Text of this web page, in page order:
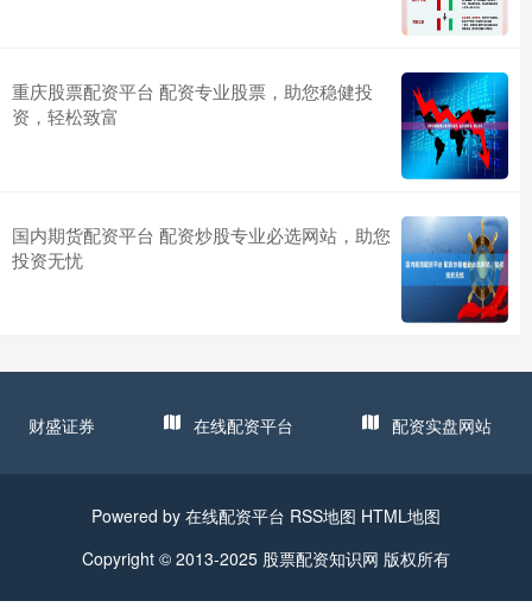
重庆股票配资平台 配资专业股票，助您稳健投
资，轻松致富
国内期货配资平台 配资炒股专业必选网站，助您
投资无忧
财盛证券 在线配资平台 配资实盘网站
Powered by 在线配资平台 RSS地图 HTML地图
Copyright © 2013-2025 股票配资知识网 版权所有